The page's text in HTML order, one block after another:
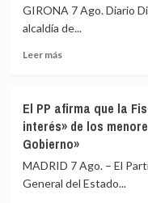
de
Italia
los
controles
a
de
Italia
GIRONA 7 Ago. Diario
alcaldía de...
Leer másLeer
excandidato
de
ERC
en
Girona
expedientado
El PP afirma que la
interés» de los
Gobierno»
MADRID 7 Ago. – El
General del Estado...